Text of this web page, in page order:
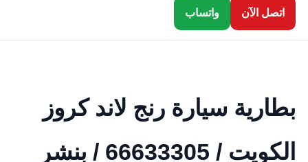
اتصل الآن واتساب
بطارية سيارة رنج لاند كروز
الكويت / 66633305 / بنشر